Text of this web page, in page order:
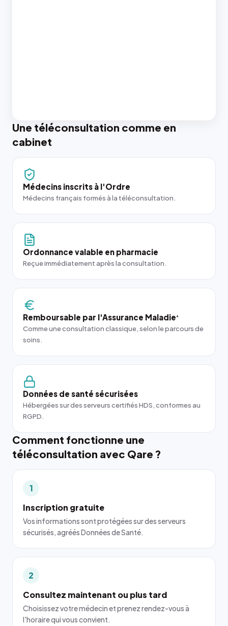
Une téléconsultation comme en
cabinet
Médecins inscrits à l'Ordre
Médecins français formés à la téléconsultation.
Ordonnance valable en pharmacie
Reçue immédiatement après la consultation.
Remboursable par l'Assurance Maladie*
Comme une consultation classique, selon le parcours de
soins.
Données de santé sécurisées
Hébergées sur des serveurs certifiés HDS, conformes au
RGPD.
Comment fonctionne une
téléconsultation avec Qare ?
1
Inscription gratuite
Vos informations sont protégées sur des serveurs
sécurisés, agréés Données de Santé.
2
Consultez maintenant ou plus tard
Choisissez votre médecin et prenez rendez-vous à
l'horaire qui vous convient.